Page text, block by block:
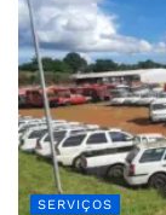
SERVIÇOS